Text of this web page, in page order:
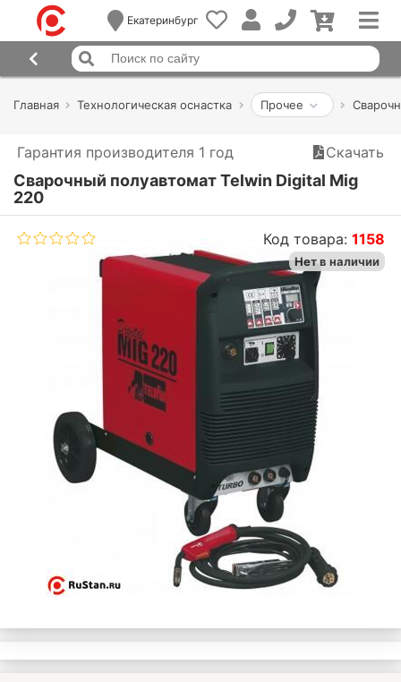
Екатеринбург
Главная Технологическая оснастка Прочее
Гарантия производителя 1 год Скачать
Сварочный полуавтомат Telwin Digital Mig
220
Код товара:1158
Нет в наличии